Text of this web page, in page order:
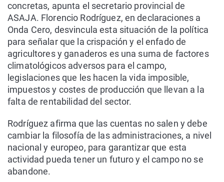
concretas, apunta el secretario provincial de
ASAJA. Florencio Rodríguez, en declaraciones a
Onda Cero, desvincula esta situación de la política
para señalar que la crispación y el enfado de
agricultores y ganaderos es una suma de factores
climatológicos adversos para el campo,
legislaciones que les hacen la vida imposible,
impuestos y costes de producción que llevan a la
falta de rentabilidad del sector.
Rodríguez afirma que las cuentas no salen y debe
cambiar la filosofía de las administraciones, a nivel
nacional y europeo, para garantizar que esta
actividad pueda tener un futuro y el campo no se
abandone.